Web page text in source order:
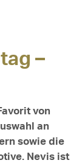
–
von
an
sowie die
Nevis ist